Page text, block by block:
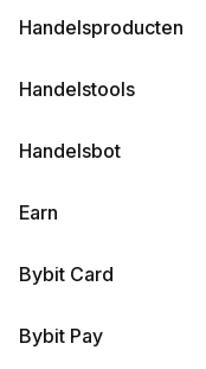
Handelsproducten
Handelstools
Handelsbot
Earn
Bybit Card
Bybit Pay